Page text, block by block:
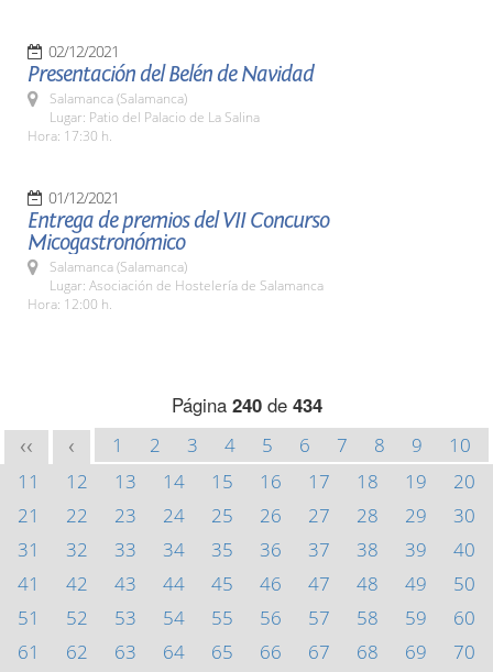
02/12/2021
Presentación del Belén de Navidad
Salamanca (Salamanca)
Lugar: Patio del Palacio de La Salina
Hora: 17:30 h.
01/12/2021
Entrega de premios del VII Concurso
Micogastronómico
Salamanca (Salamanca)
Lugar: Asociación de Hostelería de Salamanca
Hora: 12:00 h.
Página 240de 434
<< < 1 2 3 4 5 6 7 8 9
10
11
12 13 14 15 16 17 18 19
20
21
22 23 24 25 26 27 28 29
30
31
32 33 34 35 36 37 38 39
40
41
42 43 44 45 46 47 48 49
50
51
52 53 54 55 56 57 58 59
60
61
62 63 64 65 66 67 68 69
70